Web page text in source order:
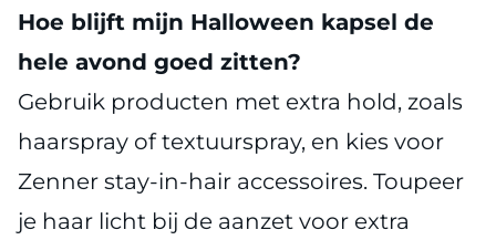
Hoe blijft mijn Halloween kapsel de
hele avond goed zitten?
Gebruik producten met extra hold, zoals
haarspray of textuurspray, en kies voor
Zenner stay-in-hair accessoires. Toupeer
je haar licht bij de aanzet voor extra